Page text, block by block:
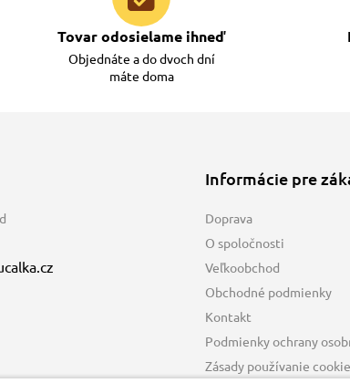
Tovar odosielame ihneď
Objednáte a do dvoch dní
máte doma
Informácie pre
Doprava
O spoločnosti
Veľkoobchod
Obchodné podmienky
Kontakt
Podmienky ochrany
Zásady používanie